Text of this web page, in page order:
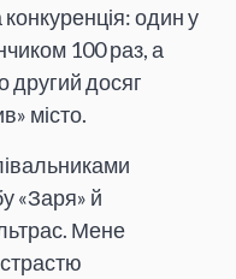
один у
100 раз, а
досяг
місто.
«Заря» й
Мене